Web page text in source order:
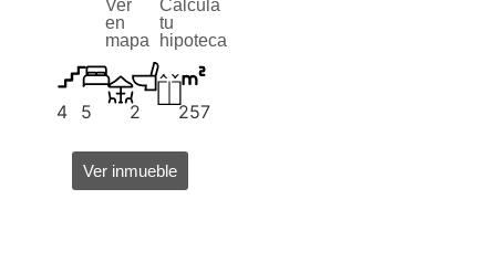
Ver
en
mapa
Calcula
tu
hipoteca
4 5 2 257
Ver inmueble